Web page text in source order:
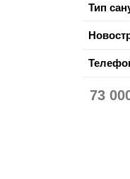
Тип
73